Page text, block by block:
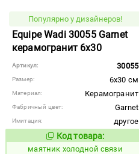
Популярно у дизайнеров!
Equipe Wadi 30055 Garnet
керамогранит 6x30
Артикул: 30055
Размер: 6x30 см
Материал: Керамогранит
Фабричный цвет: Garnet
Имитация:
другое
Код товара:
936086 Код товара:
маятник холодной связи